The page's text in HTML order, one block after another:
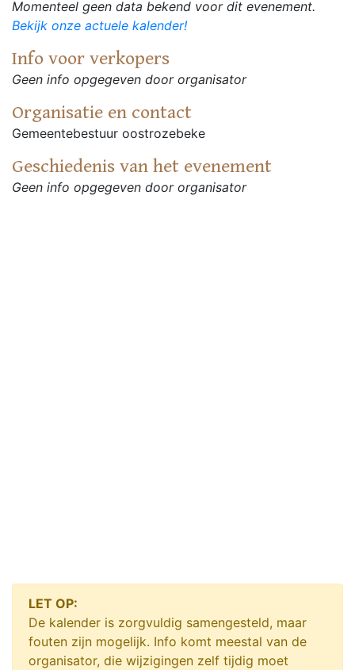
Momenteel geen data bekend voor dit evenement.
Bekijk onze actuele kalender!
Info voor verkopers
Geen info opgegeven door organisator
Organisatie en contact
Gemeentebestuur oostrozebeke
Geschiedenis van het evenement
Geen info opgegeven door organisator
LET OP:
De kalender is zorgvuldig samengesteld, maar
fouten zijn mogelijk. Info komt meestal van de
organisator, die wijzigingen zelf tijdig moet